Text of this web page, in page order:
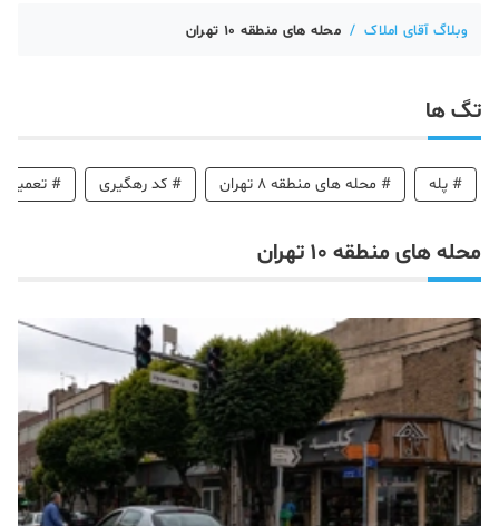
آموزش پلتفرم آقای املاک
تحلیل مسکن
حقوقی
دکوراسیون
محله گردی
معماری
ملکی
همایش و نمایشگاه
وبلاگ آقای املاک / محله های منطقه 10 تهران
تگ ها
# پله # محله های منطقه 8 تهران # کد رهگیری # تعمیر
محله های منطقه 10 تهران